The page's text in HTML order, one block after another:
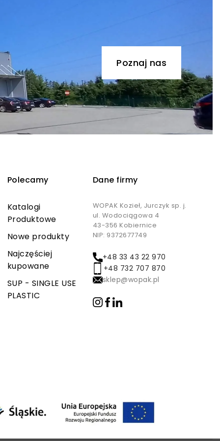
Poznaj nas
Dane firmy
WOPAK Kozieł, Jurczyk sp. j.
ul. Wodociągowa 4
43-356 Kobiernice
NIP: 9372677749
+48 33 43 22 970
+48 732 707 870
sklep@wopak.pl
Polecamy
Katalogi
Produktowe
Nowe produkty
Najczęściej
kupowane
SUP - SINGLE USE
PLASTIC